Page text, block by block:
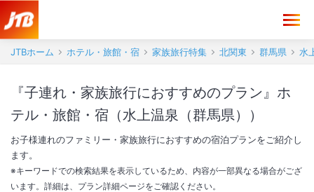
JTBホーム ホテル・旅館・宿 家族旅行特集 北関東 群馬県 水
『子連れ・家族旅行におすすめのプラン』ホ
テル・旅館・宿（水上温泉（群馬県））
お子様連れのファミリー・家族旅行におすすめの宿泊プランをご紹介し
ます。
※キーワードでの検索結果を表示しているため、内容が一部異なる場合がござ
います。詳細は、プラン詳細ページをご確認ください。